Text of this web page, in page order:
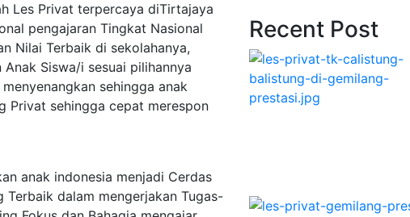
Les Privat terpercaya diTirtajaya
pengajaran Tingkat Nasional
Nilai Terbaik di sekolahanya,
Siswa/i sesuai pilihannya
sehingga anak
Privat sehingga cepat merespon
anak indonesia menjadi Cerdas
dalam mengerjakan Tugas-
Recent Post